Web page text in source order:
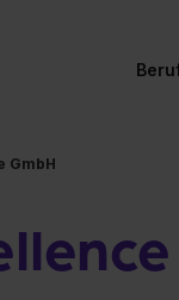
GmbH